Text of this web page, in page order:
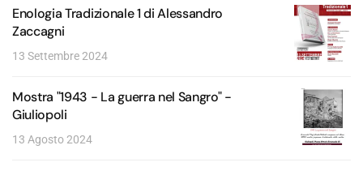
Enologia Tradizionale 1 di Alessandro
Zaccagni
13 Settembre 2024
Mostra "1943 - La guerra nel Sangro" -
Giuliopoli
13 Agosto 2024